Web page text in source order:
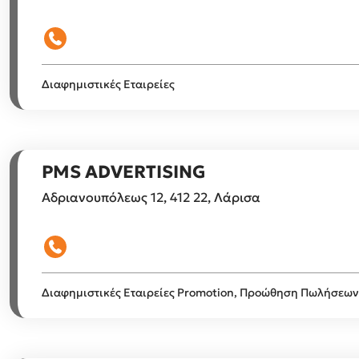
Διαφημιστικές Εταιρείες
PMS ADVERTISING
Αδριανουπόλεως 12, 412 22, Λάρισα
Διαφημιστικές Εταιρείες Promotion, Προώθηση Πωλήσεων